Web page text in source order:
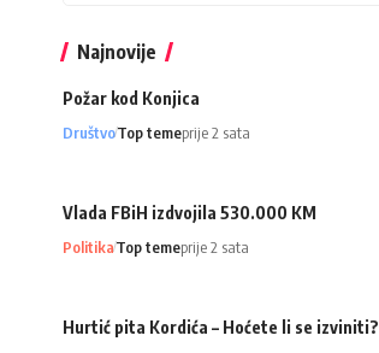
Najnovije
Požar kod Konjica
DruštvoTop temeprije 2 sata
Vlada FBiH izdvojila 530.000 KM
PolitikaTop temeprije 2 sata
Hurtić pita Kordića – Hoćete li se izviniti?